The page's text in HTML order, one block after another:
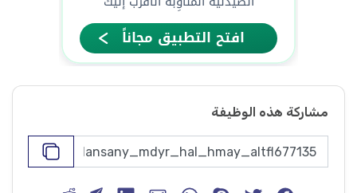
مشاركة هذه الوظيفة